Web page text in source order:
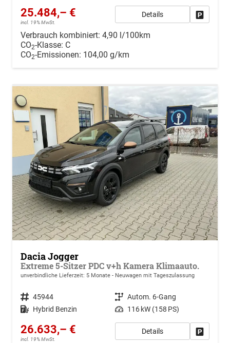
25.484,– €
incl. 19% MwSt.
Details
Verbrauch kombiniert: 4,90 l/100km
CO2-Klasse: C
CO2-Emissionen: 104,00 g/km
Dacia Jogger
Extreme 5-Sitzer PDC v+h Kamera Klimaauto.
unverbindliche Lieferzeit: 5 Monate Neuwagen mit Tageszulassung
Fahrzeugnr. 45944 Getriebe Autom. 6-Gang
Kraftstoff Hybrid Benzin Leistung 116 kW (158 PS)
26.633,– €
incl. 19% MwSt.
Details